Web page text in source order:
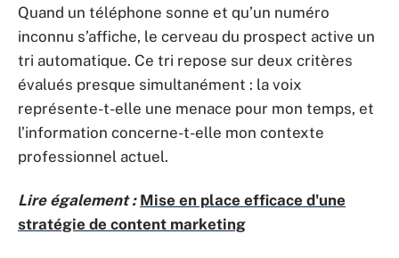
Quand un téléphone sonne et qu’un numéro
inconnu s’affiche, le cerveau du prospect active un
tri automatique. Ce tri repose sur deux critères
évalués presque simultanément : la voix
représente-t-elle une menace pour mon temps, et
l’information concerne-t-elle mon contexte
professionnel actuel.
Lire également : Mise en place efficace d'une
stratégie de content marketing